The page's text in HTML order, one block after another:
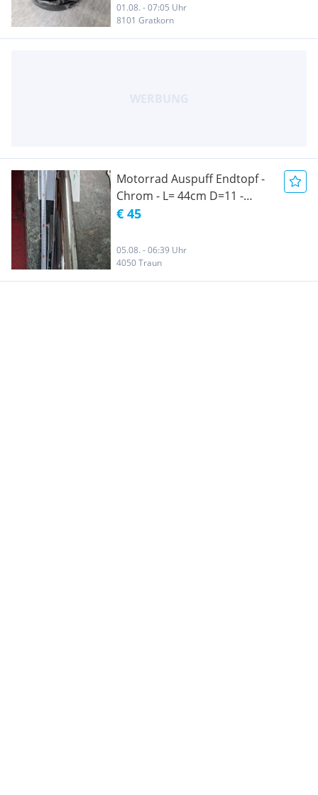
01.08. - 07:05 Uhr
8101 Gratkorn
Motorrad Auspuff Endtopf -
Chrom - L= 44cm D=11 -
Universell passend
€ 45
05.08. - 06:39 Uhr
4050 Traun